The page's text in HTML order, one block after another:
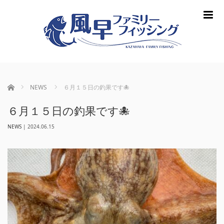
ホーム NEWS ６月１５日の釣果です🐙
６月１５日の釣果です🐙
NEWS | 2024.06.15